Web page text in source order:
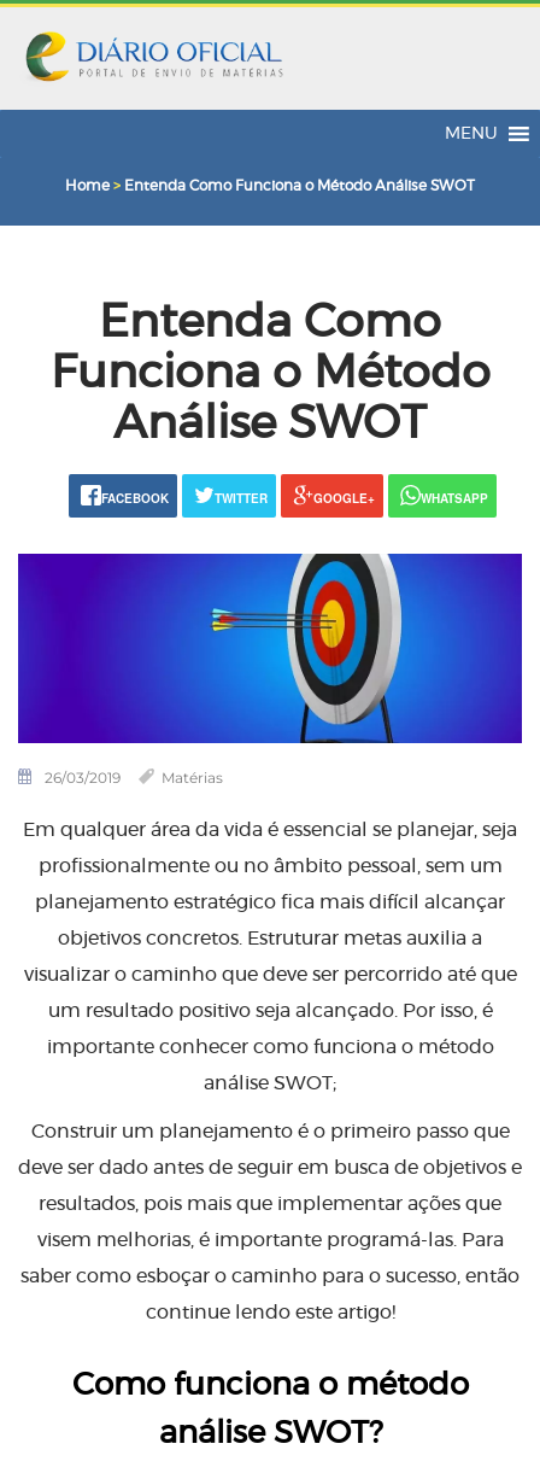
MENU
Home > Entenda Como Funciona o Método Análise SWOT
Entenda Como
Funciona o Método
Análise SWOT
FACEBOOK TWITTER GOOGLE+ WHATSAPP
26/03/2019 Matérias
Em qualquer área da vida é essencial se planejar, seja
profissionalmente ou no âmbito pessoal, sem um
planejamento estratégico fica mais difícil alcançar
objetivos concretos. Estruturar metas auxilia a
visualizar o caminho que deve ser percorrido até que
um resultado positivo seja alcançado. Por isso, é
importante conhecer como funciona o método
análise SWOT;
Construir um planejamento é o primeiro passo que
deve ser dado antes de seguir em busca de objetivos e
resultados, pois mais que implementar ações que
visem melhorias, é importante programá-las. Para
saber como esboçar o caminho para o sucesso, então
continue lendo este artigo!
Como funciona o método
análise SWOT?